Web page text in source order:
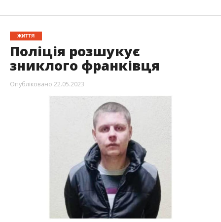
ЖИТТЯ
Поліція розшукує
зниклого франківця
Опубліковано 22.05.2023